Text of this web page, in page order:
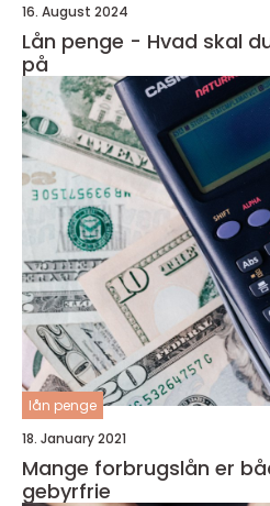
16. August 2024
Lån penge - Hvad skal
på
lån penge
18. January 2021
Mange forbrugslån er
gebyrfrie